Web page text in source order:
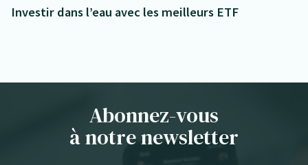
Investir dans l’eau avec les meilleurs ETF
Abonnez-vous
à notre newsletter